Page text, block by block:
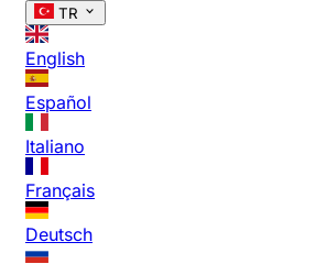
TR
English
Español
Italiano
Français
Deutsch